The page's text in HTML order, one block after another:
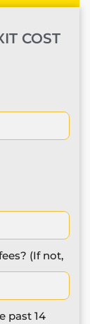
COST
(If not,
past 14